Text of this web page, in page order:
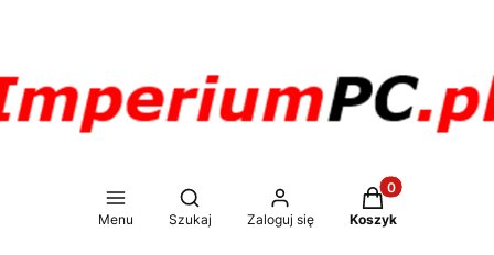
Menu
Otwórz wyszukiwarkę
Szukaj Zaloguj się
Produkty w
Koszyk